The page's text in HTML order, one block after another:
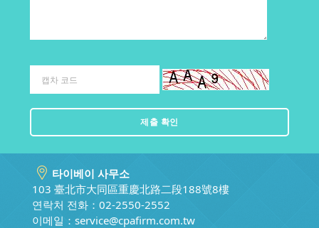
타이베이 사무소
103 臺北市大同區重慶北路二段188號8樓
연락처 전화：02-2550-2552
이메일： service@cpafirm.com.tw